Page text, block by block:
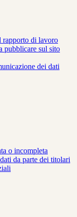
rapporto di lavoro
pubblicare sul sito
dei dati
o incompleta
da parte dei titolari